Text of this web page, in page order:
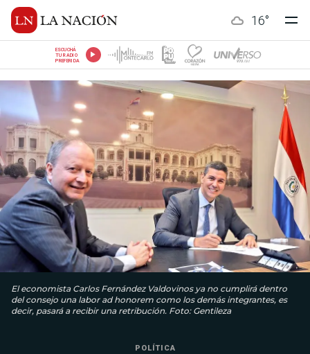
16°
ESCUCHÁ
TU RADIO
PREFERIDA
El economista Carlos Fernández Valdovinos ya no cumplirá dentro
del consejo una labor ad honorem como los demás integrantes, es
decir, pasará a recibir una retribución. Foto: Gentileza
POLÍTICA